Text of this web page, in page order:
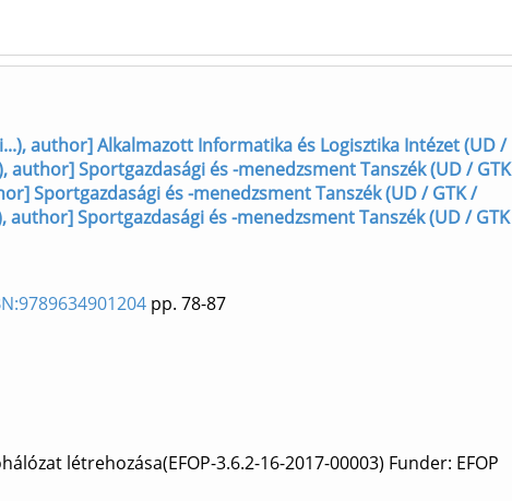
author] Alkalmazott Informatika és Logisztika Intézet (UD /
author] Sportgazdasági és -menedzsment Tanszék (UD / GTK
Sportgazdasági és -menedzsment Tanszék (UD / GTK /
Sportgazdasági és -menedzsment Tanszék (UD / GTK
pp. 78-87
létrehozása(EFOP-3.6.2-16-2017-00003) Funder: EFOP